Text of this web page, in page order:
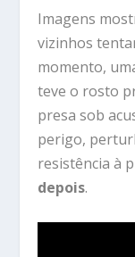
Imagens
vizinhos
momento,
teve o rosto
presa sob
perigo,
resistência à
depois.